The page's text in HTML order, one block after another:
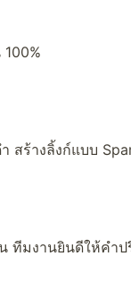
สร้างลิ้งก์แบบ
ทีมงานยินดีให้คำ